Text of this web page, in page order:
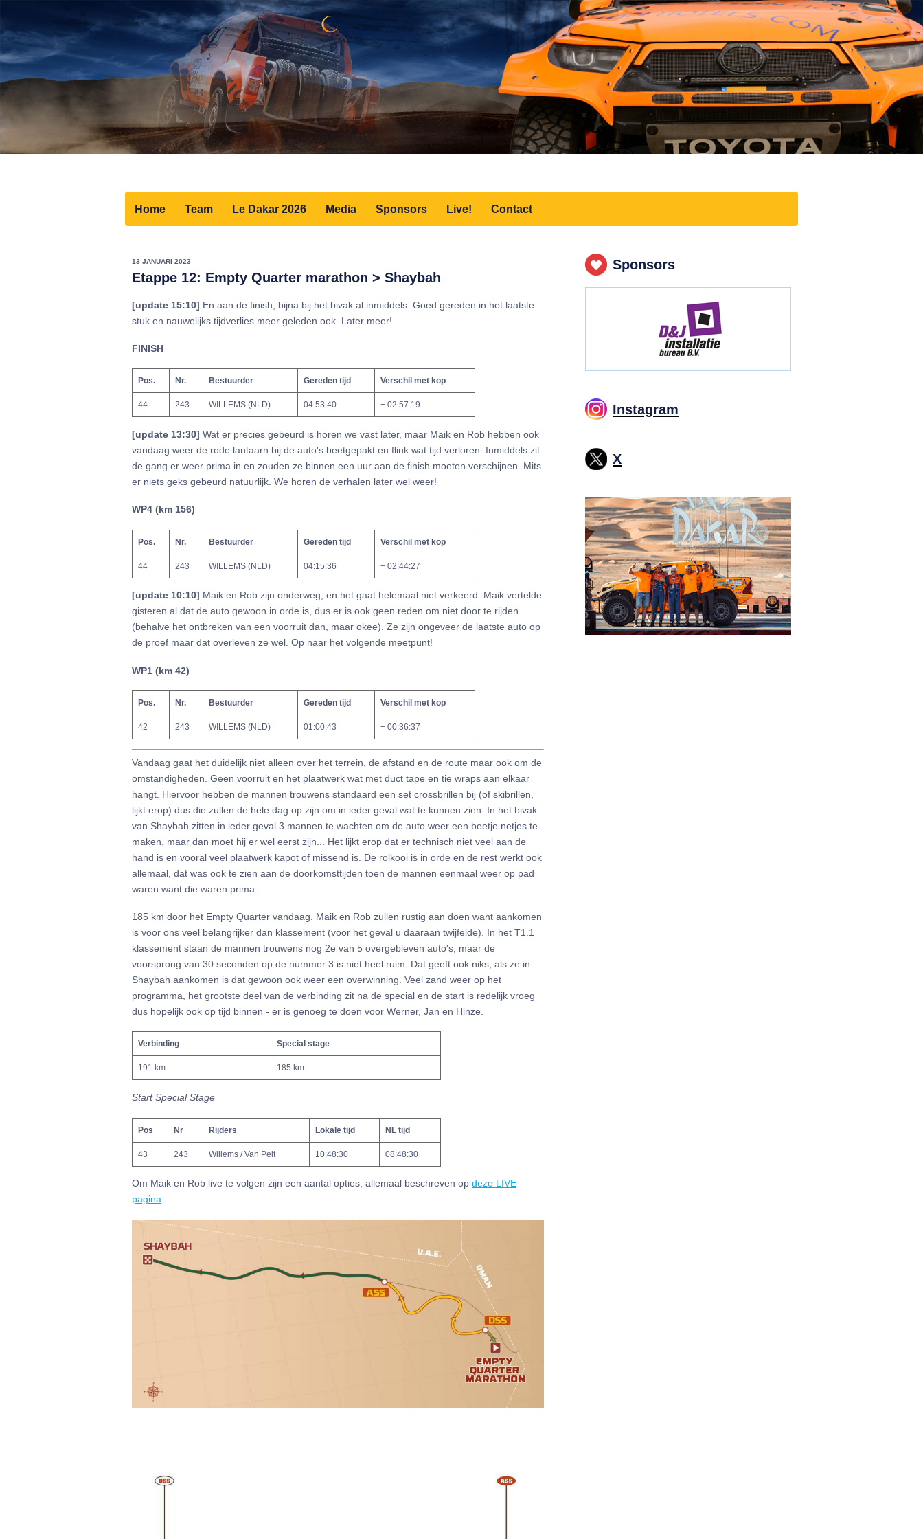
Home Team Le Dakar 2026 Media Sponsors Live! Contact
13 JANUARI 2023
Etappe 12: Empty Quarter marathon > Shaybah
[update 15:10] En aan de finish, bijna bij het bivak al inmiddels. Goed gereden in het laatste
stuk en nauwelijks tijdverlies meer geleden ook. Later meer!
FINISH
Pos. Nr. Bestuurder Gereden tijd Verschil met kop
44 243 WILLEMS (NLD) 04:53:40 + 02:57:19
[update 13:30] Wat er precies gebeurd is horen we vast later, maar Maik en Rob hebben ook
vandaag weer de rode lantaarn bij de auto's beetgepakt en flink wat tijd verloren. Inmiddels zit
de gang er weer prima in en zouden ze binnen een uur aan de finish moeten verschijnen. Mits
er niets geks gebeurd natuurlijk. We horen de verhalen later wel weer!
WP4 (km 156)
Pos. Nr. Bestuurder Gereden tijd Verschil met kop
44 243 WILLEMS (NLD) 04:15:36 + 02:44:27
[update 10:10] Maik en Rob zijn onderweg, en het gaat helemaal niet verkeerd. Maik vertelde
gisteren al dat de auto gewoon in orde is, dus er is ook geen reden om niet door te rijden
(behalve het ontbreken van een voorruit dan, maar okee). Ze zijn ongeveer de laatste auto op
de proef maar dat overleven ze wel. Op naar het volgende meetpunt!
WP1 (km 42)
Pos. Nr. Bestuurder Gereden tijd Verschil met kop
42 243 WILLEMS (NLD) 01:00:43 + 00:36:37
Vandaag gaat het duidelijk niet alleen over het terrein, de afstand en de route maar ook om de
omstandigheden. Geen voorruit en het plaatwerk wat met duct tape en tie wraps aan elkaar
hangt. Hiervoor hebben de mannen trouwens standaard een set crossbrillen bij (of skibrillen,
lijkt erop) dus die zullen de hele dag op zijn om in ieder geval wat te kunnen zien. In het bivak
van Shaybah zitten in ieder geval 3 mannen te wachten om de auto weer een beetje netjes te
maken, maar dan moet hij er wel eerst zijn... Het lijkt erop dat er technisch niet veel aan de
hand is en vooral veel plaatwerk kapot of missend is. De rolkooi is in orde en de rest werkt ook
allemaal, dat was ook te zien aan de doorkomsttijden toen de mannen eenmaal weer op pad
waren want die waren prima.
185 km door het Empty Quarter vandaag. Maik en Rob zullen rustig aan doen want aankomen
is voor ons veel belangrijker dan klassement (voor het geval u daaraan twijfelde). In het T1.1
klassement staan de mannen trouwens nog 2e van 5 overgebleven auto's, maar de
voorsprong van 30 seconden op de nummer 3 is niet heel ruim. Dat geeft ook niks, als ze in
Shaybah aankomen is dat gewoon ook weer een overwinning. Veel zand weer op het
programma, het grootste deel van de verbinding zit na de special en de start is redelijk vroeg
dus hopelijk ook op tijd binnen - er is genoeg te doen voor Werner, Jan en Hinze.
Verbinding Special stage
191 km 185 km
Start Special Stage
Pos Nr Rijders Lokale tijd NL tijd
43 243 Willems / Van Pelt 10:48:30 08:48:30
Om Maik en Rob live te volgen zijn een aantal opties, allemaal beschreven op deze LIVE
pagina.
Sponsors
Instagram
X